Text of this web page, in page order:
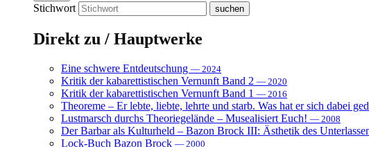
Stichwort
Direkt zu / Hauptwerke
Eine schwere Entdeutschung — 2024
Kritik der kabarettistischen Vernunft Band 2 — 2020
Kritik der kabarettistischen Vernunft Band 1 — 2016
Theoreme – Er lebte, liebte, lehrte und starb. Was hat er sich dabei
Lustmarsch durchs Theoriegelände – Musealisiert Euch! — 2008
Der Barbar als Kulturheld – Bazon Brock III: Ästhetik des
Lock-Buch Bazon Brock — 2000